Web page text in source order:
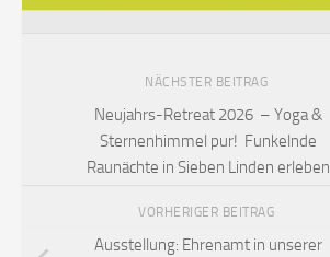
NÄCHSTER BEITRAG
Neujahrs-Retreat 2026 – Yoga &
Sternenhimmel pur! Funkelnde
Raunächte in Sieben Linden erleben
VORHERIGER BEITRAG
Ausstellung: Ehrenamt in unserer